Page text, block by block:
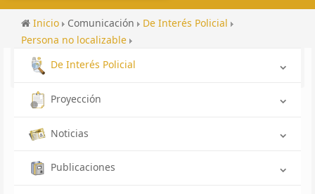
Inicio Comunicación
De Interés Policial
Persona no localizable
No localizada OIJ Alajuela: Ayleen Natasha Esquivel
Ramos
De Interés Policial
Proyección
Noticias
Publicaciones